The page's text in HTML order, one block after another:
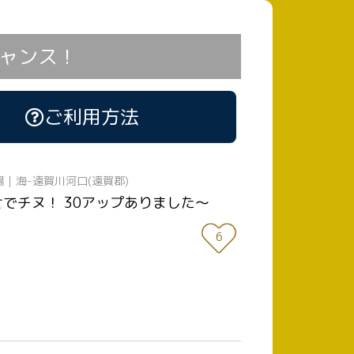
ンス！
ご利用方法
｜海-遠賀川河口(遠賀郡)
チヌ！ 30アップありました〜
6